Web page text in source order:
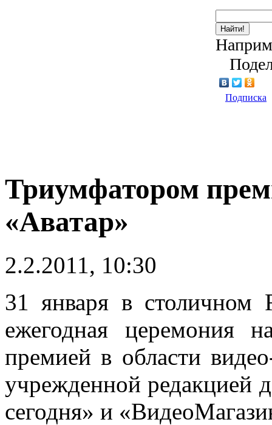
Найти!
Подписка
Триумфатором
«Аватар»
2.2.2011, 10:30
31 января в столичном
ежегодная церемония
премией в области
учрежденной редакцией
сегодня» и